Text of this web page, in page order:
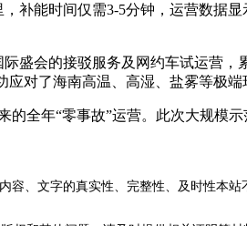
补能时间仅需3-5分钟，运营数据显
会的接驳服务及网约车试运营，
对了海南高温、高湿、盐雾等极端
全年“零事故”运营。此次大规模示
容、文字的真实性、完整性、及时性本